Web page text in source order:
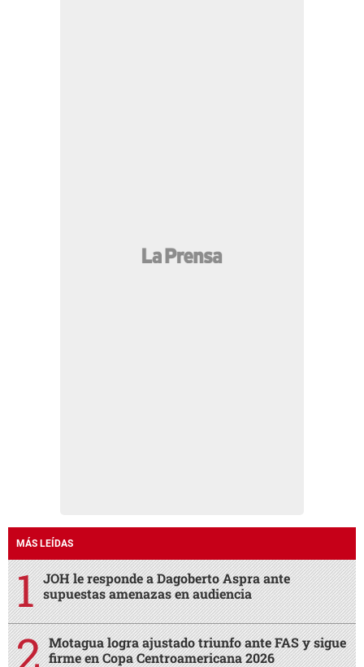
MÁS LEÍDAS
JOH le responde a Dagoberto Aspra ante
supuestas amenazas en audiencia
Motagua logra ajustado triunfo ante FAS y sigue
firme en Copa Centroamericana 2026